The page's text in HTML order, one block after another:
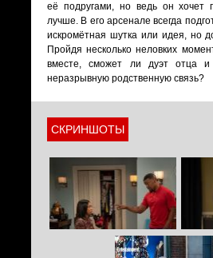
её подругами, но ведь он хочет
лучше. В его арсенале всегда
искромётная шутка или идея, но
Пройдя несколько неловких
вместе, сможет ли дуэт отца и
неразрывную родственную связь?
СКРИНШОТЫ